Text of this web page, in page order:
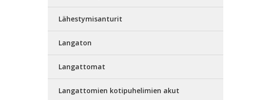
Lähestymisanturit
Langaton
Langattomat
Langattomien kotipuhelimien akut